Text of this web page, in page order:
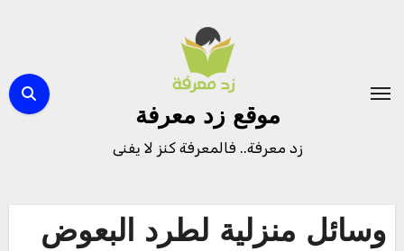
موقع زد معرفة
زد معرفة.. فالمعرفة كنز لا يفنى
وسائل منزلية لطرد البعوض